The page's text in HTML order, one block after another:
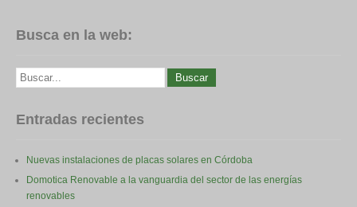
Busca en la web:
Entradas recientes
Nuevas instalaciones de placas solares en Córdoba
Domotica Renovable a la vanguardia del sector de las energías
renovables